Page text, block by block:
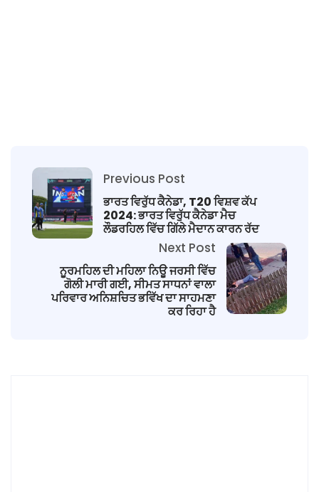
Previous Post
ਭਾਰਤ ਵਿਰੁੱਧ ਕੈਨੇਡਾ, T20 ਵਿਸ਼ਵ ਕੱਪ
2024: ਭਾਰਤ ਵਿਰੁੱਧ ਕੈਨੇਡਾ ਮੈਚ
ਲੌਡਰਹਿਲ ਵਿੱਚ ਗਿੱਲੇ ਮੈਦਾਨ ਕਾਰਨ ਰੱਦ
Next Post
ਨੂਰਮਹਿਲ ਦੀ ਮਹਿਲਾ ਨਿਊ ਜਰਸੀ ਵਿੱਚ
ਗੋਲੀ ਮਾਰੀ ਗਈ, ਸੀਮਤ ਸਾਧਨਾਂ ਵਾਲਾ
ਪਰਿਵਾਰ ਅਨਿਸ਼ਚਿਤ ਭਵਿੱਖ ਦਾ ਸਾਹਮਣਾ
ਕਰ ਰਿਹਾ ਹੈ